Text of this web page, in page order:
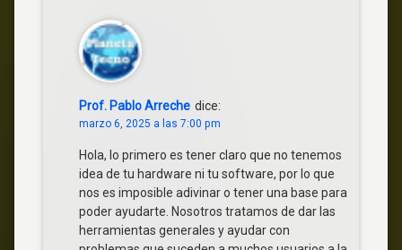
Prof. Pablo Arreche dice:
marzo 6, 2025 a las 7:00 pm
Hola, lo primero es tener claro que no tenemos
idea de tu hardware ni tu software, por lo que
nos es imposible adivinar o tener una base para
poder ayudarte. Nosotros tratamos de dar las
herramientas generales y ayudar con